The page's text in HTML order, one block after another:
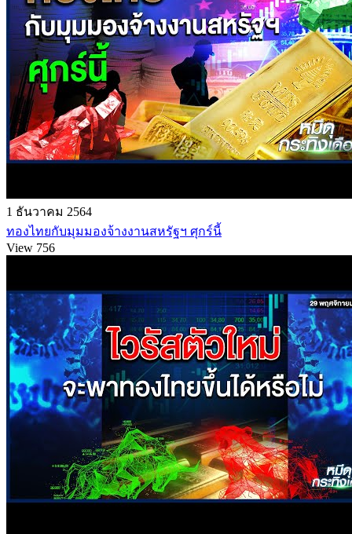
1 ธันวาคม 2564
ทองไทยกับมุมมองจ้างงานสหรัฐฯ ศุกร์นี้
View 756